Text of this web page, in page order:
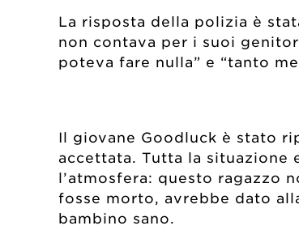
La risposta della polizia è
non contava per i suoi
poteva fare nulla” e “tanto
Il giovane Goodluck è stato
accettata. Tutta la situazione
l’atmosfera: questo ragazzo
fosse morto, avrebbe dato
bambino sano.